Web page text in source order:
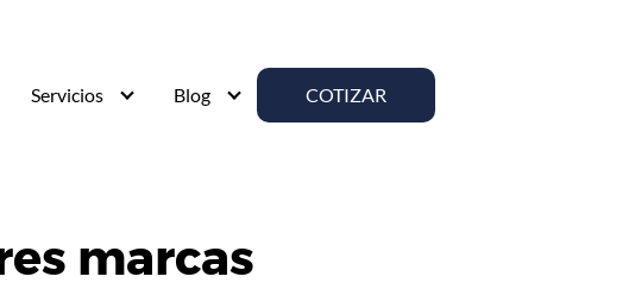
Servicios Blog COTIZAR
marcas